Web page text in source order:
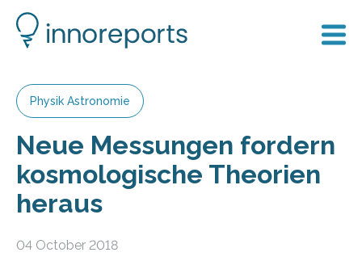
Physik Astronomie
Neue Messungen fordern
kosmologische Theorien
heraus
04 October 2018